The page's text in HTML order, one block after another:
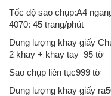
Tốc độ sao chụp:A4
4070: 45 trang/phút
Dung lượng khay giấy
2 khay + khay tay 95 tờ
Sao chụp liên tục999 tờ
Dung lượng khay giấy